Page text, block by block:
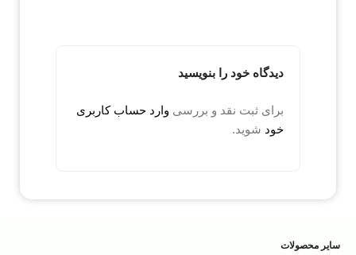
دیدگاه خود را بنویسید
برای ثبت نقد و بررسی وارد حساب کاربری
خود شوید.
سایر محصولات